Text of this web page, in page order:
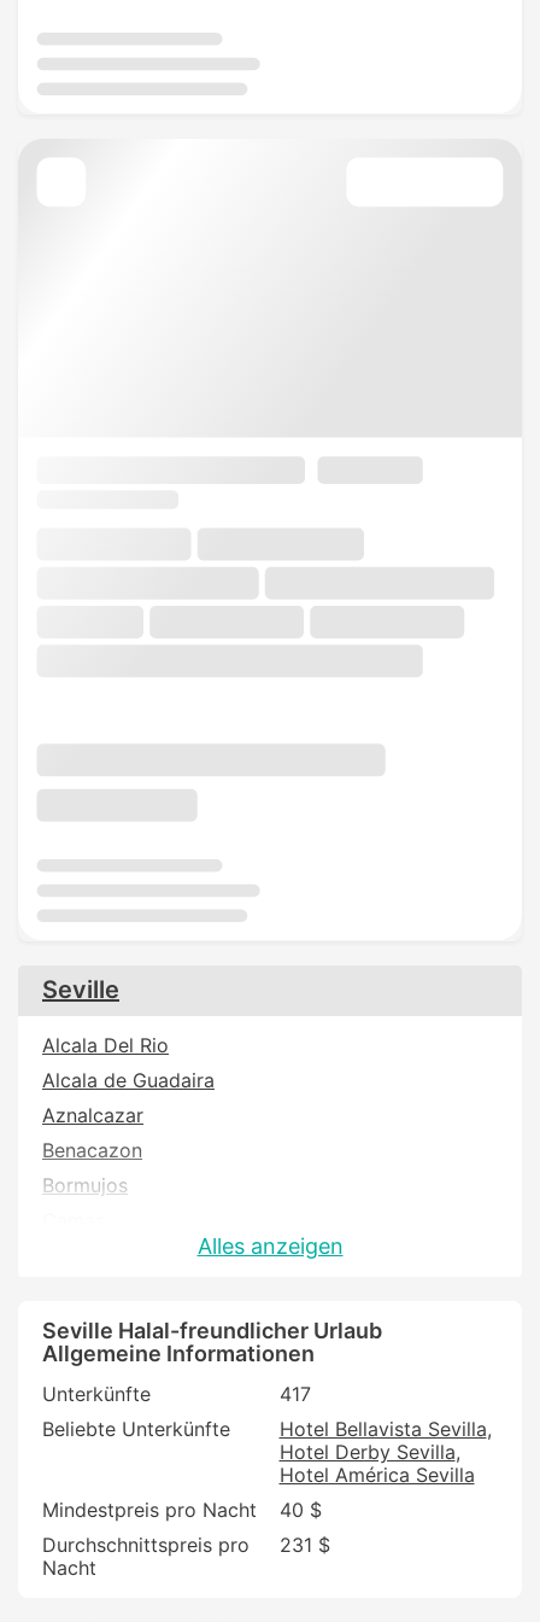
Seville
Alcala Del Rio
Alcala de Guadaira
Aznalcazar
Benacazon
Bormujos
Castilleja de la Cuesta
Dos Hermanas
Ecija
El Cuervo de Sevilla
El Madrono
Guillena
Huevar del Aljarafe
Alles anzeigen
Seville Halal-freundlicher Urlaub
Allgemeine Informationen
Unterkünfte
417
Beliebte Unterkünfte
Hotel Bellavista Sevilla
Hotel Derby Sevilla
Hotel América Sevilla
Mindestpreis pro Nacht
40 $
Durchschnittspreis pro
Nacht
231 $